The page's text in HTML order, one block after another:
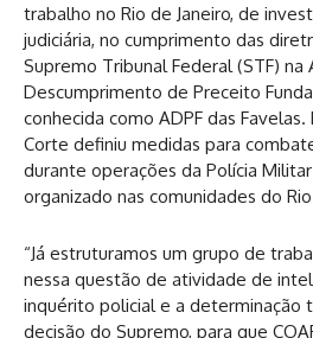
trabalho no Rio de Janeiro, de
judiciária, no cumprimento das
Supremo Tribunal Federal (STF) na
Descumprimento de Preceito
conhecida como ADPF das
Corte definiu medidas para
durante operações da Polícia
organizado nas comunidades do
“Já estruturamos um grupo de
nessa questão de atividade de
inquérito policial e a determinação
decisão do Supremo, para que